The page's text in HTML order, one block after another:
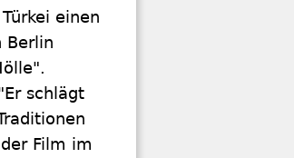
einen
Berlin
schlägt
Film im